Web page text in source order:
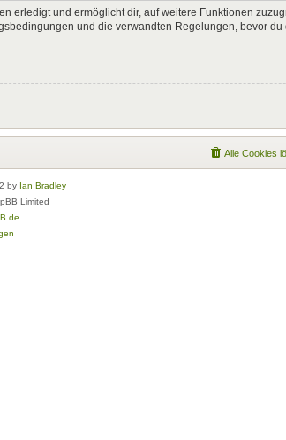
erledigt und ermöglicht dir, auf weitere Funktionen
und die verwandten Regelungen, bevor du
Alle Cookies
by Ian Bradley
Limited